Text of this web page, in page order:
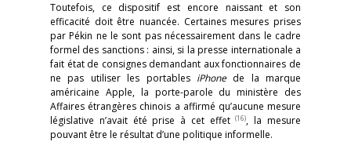
Toutefois, ce dispositif est encore naissant et son
efficacité doit être nuancée. Certaines mesures prises
par Pékin ne le sont pas nécessairement dans le cadre
formel des sanctions : ainsi, si la presse internationale a
fait état de consignes demandant aux fonctionnaires de
ne pas utiliser les portables iPhone de la marque
américaine Apple, la porte-parole du ministère des
Affaires étrangères chinois a affirmé qu’aucune mesure
législative n’avait été prise à cet effet(16), la mesure
pouvant être le résultat d’une politique informelle.